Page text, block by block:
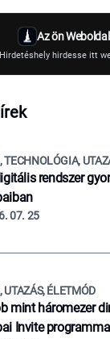
Az ön
hirdesse itt
TECHNOLÓGIA,
rendszer
07. 25
UTAZÁS, ÉLETMÓD
mint háromezer
Invite